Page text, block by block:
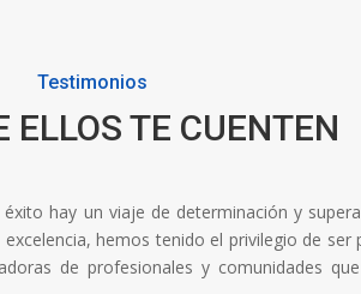
Testimonios
ELLOS TE CUENTEN
hay un viaje de determinación y
hemos tenido el privilegio de ser
de profesionales y comunidades